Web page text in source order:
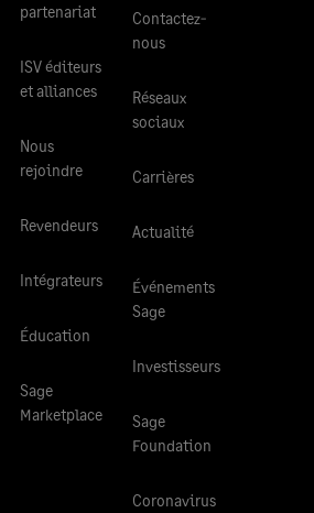
partenariat
ISV éditeurs
et alliances
Nous
rejoindre
Revendeurs
Intégrateurs
Éducation
Sage
Marketplace
Contactez-
nous
Réseaux
sociaux
Carrières
Actualité
Événements
Sage
Investisseurs
Sage
Foundation
Coronavirus